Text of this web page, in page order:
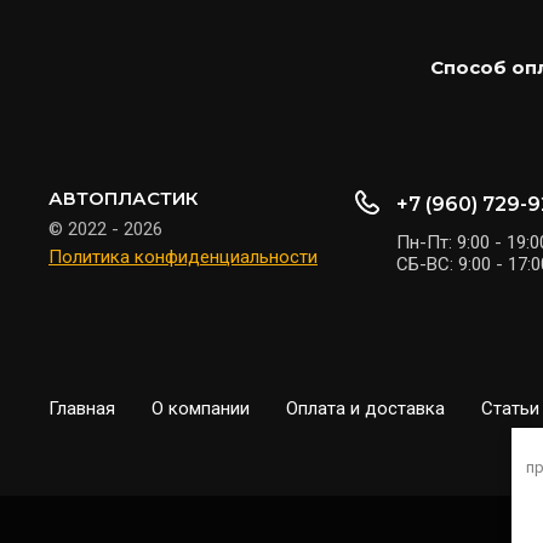
Способ
АВТОПЛАСТИК
© 2022 - 2026
Политика конфиденциальности
+7 (960) 729-
Пн-Пт: 9:00 -
СБ-ВС: 9:00 -
Главная О компании Оплата и доставка Статьи